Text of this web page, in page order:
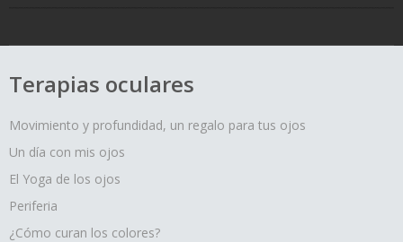
Terapias oculares
Movimiento y profundidad, un regalo para tus ojos
Un día con mis ojos
El Yoga de los ojos
Periferia
¿Cómo curan los colores?